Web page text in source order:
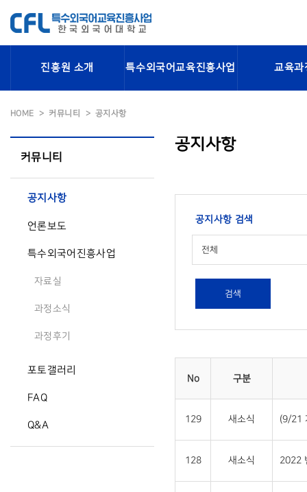
진흥원 소개 특수외국어교육진흥사업 교육과
HOME 커뮤니티 공지사항
커뮤니티
공지사항
언론보도
특수외국어진흥사업
자료실
과정소식
과정후기
포토갤러리
FAQ
Q&A
공지사항
공지사항 검색
전체
검색
No 구분
129 새소식 (9/21
128 새소식 2022